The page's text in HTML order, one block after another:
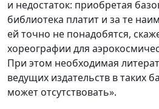
и недостаток: приобретая
библиотека платит и за те
ей точно не понадобятся,
хореографии для
При этом необходимая
ведущих издательств в таких
может отсутствовать».